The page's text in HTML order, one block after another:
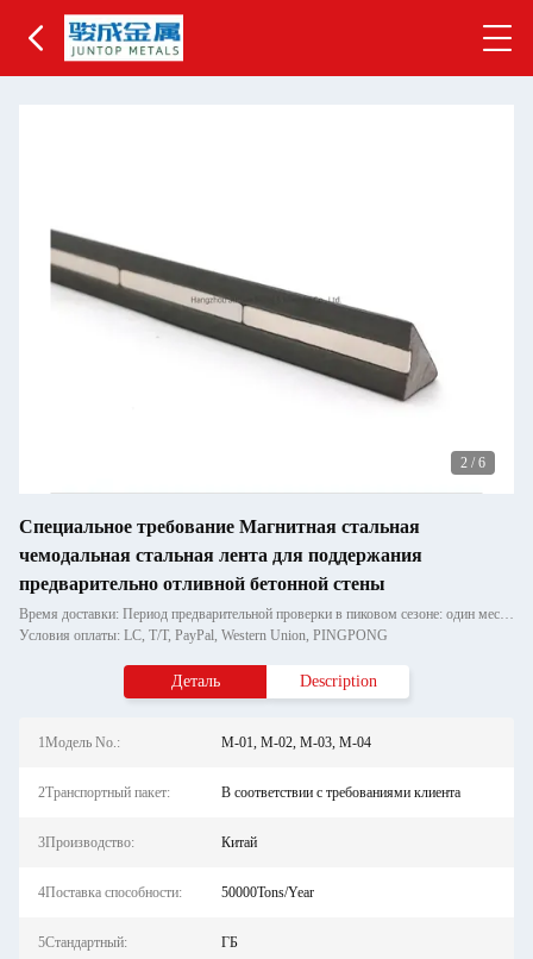
2 / 6
Специальное требование Магнитная стальная
чемодальная стальная лента для поддержания
предварительно отливной бетонной стены
Время доставки: Период предварительной проверки в пиковом сезоне: один месяц, вне сезона: в течение 15 рабочих дней
Условия оплаты: LC, T/T, PayPal, Western Union, PINGPONG
Деталь Description
1Модель No.: M-01, M-02, M-03, M-04
2Транспортный пакет: В соответствии с требованиями клиента
3Производство: Китай
4Поставка способности: 50000Tons/Year
5Стандартный: ГБ